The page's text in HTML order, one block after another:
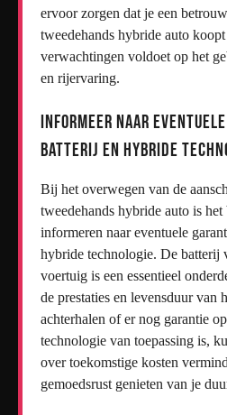
ervoor zorgen dat je een
tweedehands hybride auto
verwachtingen voldoet op het
en rijervaring.
Informeer naar
batterij en hybride
Bij het overwegen van de
tweedehands hybride auto is
informeren naar eventuele
hybride technologie. De batterij
voertuig is een essentieel
de prestaties en levensduur van
achterhalen of er nog garantie
technologie van toepassing is,
over toekomstige kosten
gemoedsrust genieten van je